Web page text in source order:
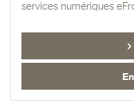
services numériques